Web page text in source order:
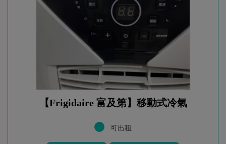
【Frigidaire 富及第】移動式冷氣
可出租